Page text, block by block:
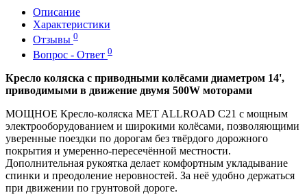
Описание
Характеристики
Отзывы 0
Вопрос - Ответ 0
Кресло коляска с приводными колёсами диаметром 14',
приводимыми в движение двумя 500W моторами
МОЩНОЕ Кресло-коляска MET ALLROAD C21 с мощным
электрооборудованием и широкими колёсами, позволяющими
уверенные поездки по дорогам без твёрдого дорожного
покрытия и умеренно-пересечённой местности.
Дополнительная рукоятка делает комфортным укладывание
спинки и преодоление неровностей. За неё удобно держаться
при движении по грунтовой дороге.